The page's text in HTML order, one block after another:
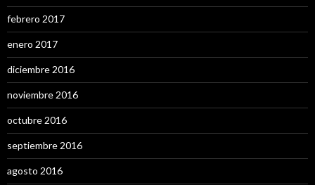
febrero 2017
enero 2017
diciembre 2016
noviembre 2016
octubre 2016
septiembre 2016
agosto 2016